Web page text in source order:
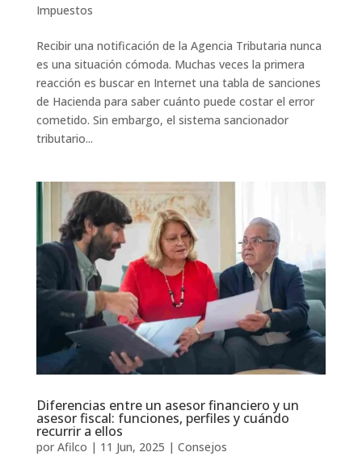
Impuestos
Recibir una notificación de la Agencia Tributaria nunca
es una situación cómoda. Muchas veces la primera
reacción es buscar en Internet una tabla de sanciones
de Hacienda para saber cuánto puede costar el error
cometido. Sin embargo, el sistema sancionador
tributario...
Diferencias entre un asesor financiero y un
asesor fiscal: funciones, perfiles y cuándo
recurrir a ellos
por Afilco | 11 Jun, 2025 | Consejos